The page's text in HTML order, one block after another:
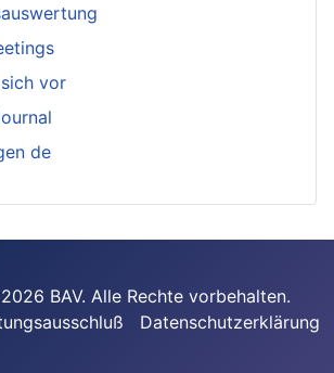
vor
de
BAV. Alle Rechte vorbehalten.
Datenschutzerklärung